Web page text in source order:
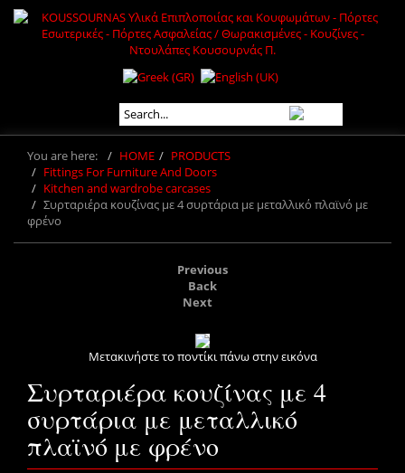
You are here: HOME
PRODUCTS
Fittings For Furniture And Doors
Kitchen and wardrobe carcases
Συρταριέρα κουζίνας με 4 συρτάρια με μεταλλικό πλαϊνό με
φρένο
Previous
Back
Next
Μετακινήστε το ποντίκι πάνω στην εικόνα
Συρταριέρα κουζίνας με 4
συρτάρια με μεταλλικό
πλαϊνό με φρένο